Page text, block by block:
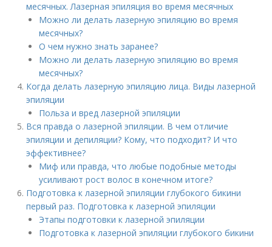
месячных. Лазерная эпиляция во время месячных
Можно ли делать лазерную эпиляцию во время
месячных?
О чем нужно знать заранее?
Можно ли делать лазерную эпиляцию во время
месячных?
Когда делать лазерную эпиляцию лица. Виды лазерной
эпиляции
Польза и вред лазерной эпиляции
Вся правда о лазерной эпиляции. В чем отличие
эпиляции и депиляции? Кому, что подходит? И что
эффективнее?
Миф или правда, что любые подобные методы
усиливают рост волос в конечном итоге?
Подготовка к лазерной эпиляции глубокого бикини
первый раз. Подготовка к лазерной эпиляции
Этапы подготовки к лазерной эпиляции
Подготовка к лазерной эпиляции глубокого бикини